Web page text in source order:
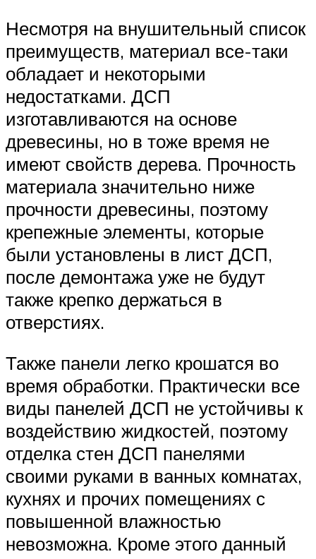
Несмотря на внушительный список
преимуществ, материал все-таки
обладает и некоторыми
недостатками. ДСП
изготавливаются на основе
древесины, но в тоже время не
имеют свойств дерева. Прочность
материала значительно ниже
прочности древесины, поэтому
крепежные элементы, которые
были установлены в лист ДСП,
после демонтажа уже не будут
также крепко держаться в
отверстиях.
Также панели легко крошатся во
время обработки. Практически все
виды панелей ДСП не устойчивы к
воздействию жидкостей, поэтому
отделка стен ДСП панелями
своими руками в ванных комнатах,
кухнях и прочих помещениях с
повышенной влажностью
невозможна. Кроме этого данный